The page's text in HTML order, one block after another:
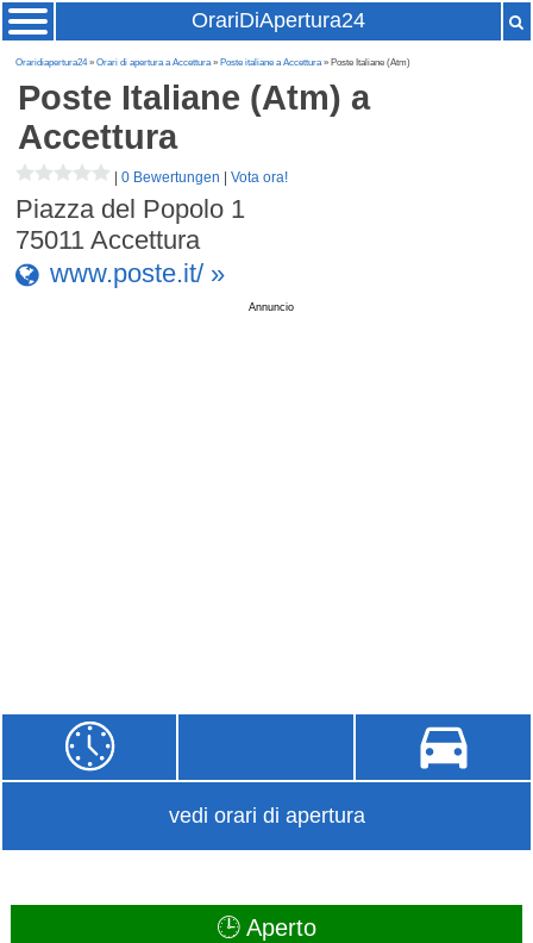
OrariDiApertura24
Oraridiapertura24»Orari di apertura a Accettura» Poste italiane a Accettura» Poste Italiane (Atm)
Poste Italiane (Atm) a
Accettura
|0 Bewertungen |Vota ora!
Piazza del Popolo 1
75011 Accettura
www.poste.it/ »
Annuncio
vedi orari di apertura
🕒 Aperto